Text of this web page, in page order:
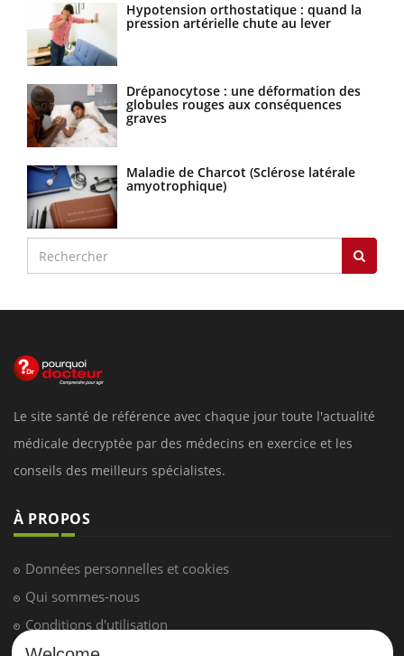
Hypotension orthostatique : quand la
pression artérielle chute au lever
Drépanocytose : une déformation des
globules rouges aux conséquences
graves
Maladie de Charcot (Sclérose latérale
amyotrophique)
Le site santé de référence avec chaque jour toute l'actualité
médicale decryptée par des médecins en exercice et les
conseils des meilleurs spécialistes.
À PROPOS
Données personnelles et cookies
Qui sommes-nous
Conditions d'utilisation